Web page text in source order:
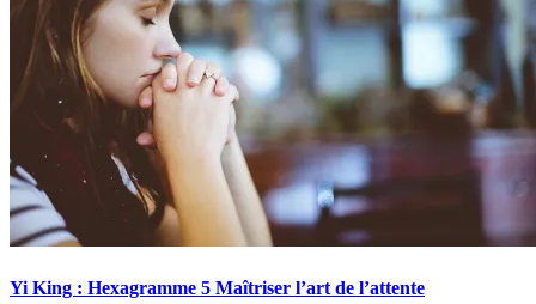
Yi King : Hexagramme 5 Maîtriser l’art de l’attente